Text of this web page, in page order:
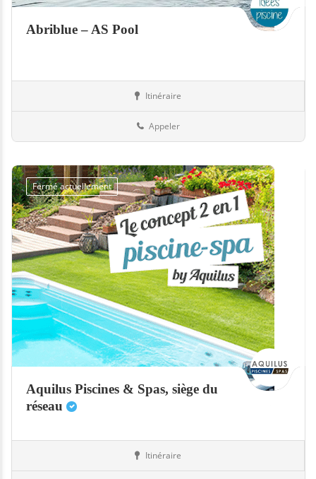
Abriblue – AS Pool
Itinéraire
Appeler
Fermé actuellement
Aquilus Piscines & Spas, siège du
réseau
Itinéraire